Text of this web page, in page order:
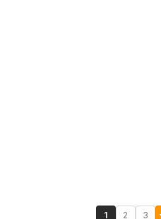
1 2 3